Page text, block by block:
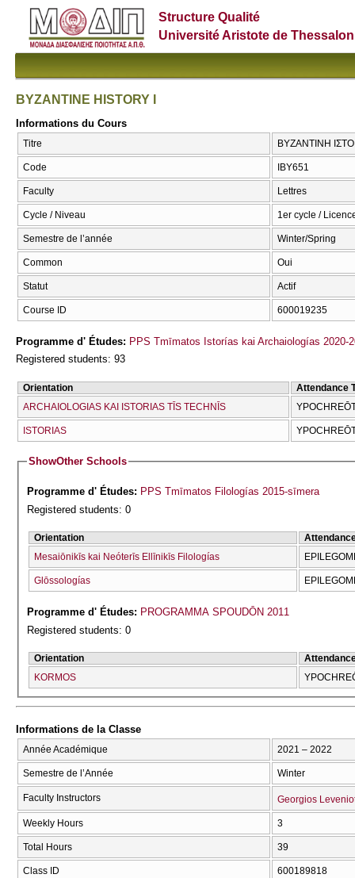
Structure Qualité
Université Aristote de
BYZANTINE HISTORY I
Informations du Cours
Titre ΒΥΖΑΝΤΙΝΗ
Code ΙΒΥ651
Faculty Lettres
Cycle / Niveau 1er cycle /
Semestre de l’année Winter/Spring
Common Oui
Statut Actif
Course ID 600019235
Programme d' Études: PPS Tmīmatos Istorías kai Archaiologías 2020-
Registered students: 93
Orientation
Attendance
ARCΗAIOLOGIAS KAI ISTORIAS TĪS TECΗNĪS
ISTORIAS
ShowOther Schools
Programme d' Études: PPS Tmīmatos Filologías 2015-sīmera
Registered students: 0
Orientation
Mesaiōnikīs kai Neóterīs Ellīnikīs Filologías
Glōssologías
Programme d' Études: PROGRAMMA SPOUDŌN 2011
Registered students: 0
Orientation
KORMOS
Informations de la Classe
Année Académique 2021 – 2022
Semestre de l’Année Winter
Faculty Instructors Georgios
Weekly Hours 3
Total Hours 39
Class ID 600189818